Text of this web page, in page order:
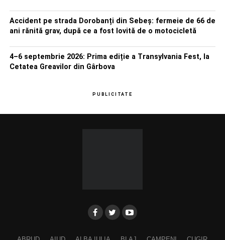
Accident pe strada Dorobanți din Sebeș: fermeie de 66 de
ani rănită grav, după ce a fost lovită de o motocicletă
4–6 septembrie 2026: Prima ediție a Transylvania Fest, la
Cetatea Greavilor din Gârbova
PUBLICITATE